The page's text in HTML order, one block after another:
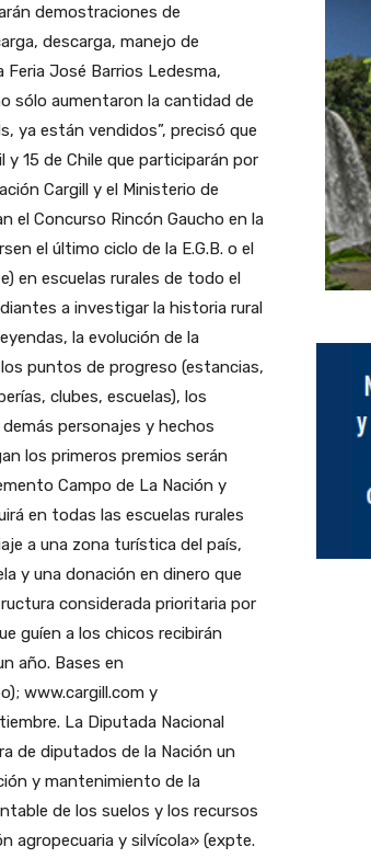
demostraciones de
descarga, manejo de
José Barrios Ledesma,
sólo aumentaron la cantidad de
ya están vendidos”, precisó que
15 de Chile que participarán por
Cargill y el Ministerio de
el Concurso Rincón Gaucho en la
el último ciclo de la E.G.B. o el
en escuelas rurales de todo el
a investigar la historia rural
la evolución de la
puntos de progreso (estancias,
clubes, escuelas), los
personajes y hechos
los primeros premios serán
Campo de La Nación y
en todas las escuelas rurales
a una zona turística del país,
y una donación en dinero que
considerada prioritaria por
guíen a los chicos recibirán
año. Bases en
www.cargill.com y
La Diputada Nacional
de diputados de la Nación un
y mantenimiento de la
de los suelos y los recursos
agropecuaria y silvícola» (expte.